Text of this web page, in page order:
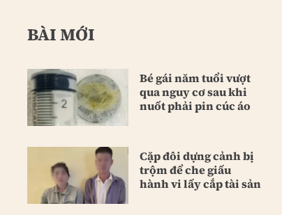
BÀI MỚI
Bé gái năm tuổi vượt
qua nguy cơ sau khi
nuốt phải pin cúc áo
Cặp đôi dựng cảnh bị
trộm để che giấu
hành vi lấy cắp tài sản